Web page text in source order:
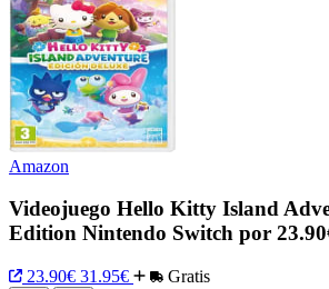
Amazon
Videojuego Hello Kitty Island
Edition Nintendo Switch por
23.90€ 31.95€ Gratis